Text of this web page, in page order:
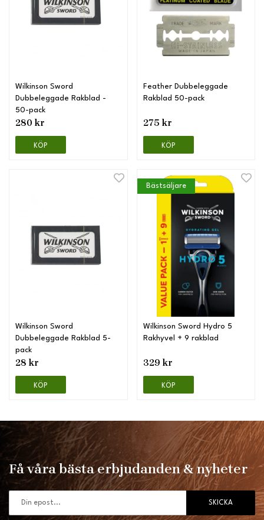
Wilkinson Sword
Dubbeleggade Rakblad -
50-pack
280 kr
KÖP
Feather Dubbeleggade
Rakblad 50-pack
275 kr
KÖP
Wilkinson Sword
Dubbeleggade Rakblad 5-
pack
28 kr
KÖP
Bästsäljare
Wilkinson Sword Hydro 5
Rakhyvel + 9 rakblad
329 kr
KÖP
Få våra bästa erbjudanden & nyheter
SKICKA